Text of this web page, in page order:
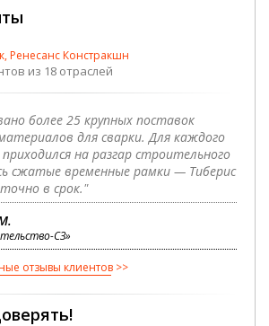
Ренесанс Констракшн
из 18 отраслей
более 25 крупных поставок
для сварки. Для каждого
на разгар строительного
сжатые временные рамки — Тиберис
в срок."
СЗ»
отзывы клиентов